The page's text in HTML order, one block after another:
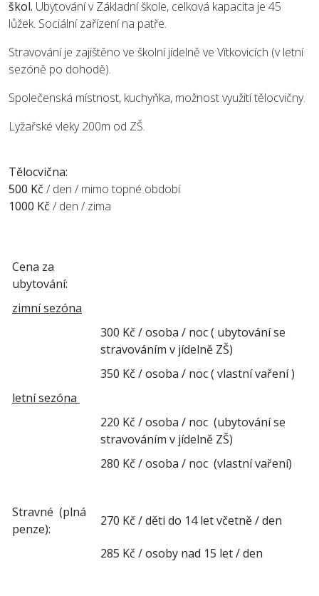
škol. Ubytování v Základní škole, celková kapacita je 45
lůžek. Sociální zařízení na patře.
Stravování je zajištěno ve školní jídelně ve Vítkovicích (v letní
sezóně po dohodě).
Společenská místnost, kuchyňka, možnost využití tělocvičny.
Lyžařské vleky 200m od ZŠ.
Tělocvična:
500 Kč / den / mimo topné období
1000 Kč / den / zima
Cena za
ubytování:
zimní sezóna
300 Kč / osoba / noc ( ubytování se
stravováním v jídelně ZŠ)
350 Kč / osoba / noc ( vlastní vaření )
letní sezóna
220 Kč / osoba / noc (ubytování se
stravováním v jídelně ZŠ)
280 Kč / osoba / noc (vlastní vaření)
Stravné (plná
penze):
270 Kč / děti do 14 let včetně / den
285 Kč / osoby nad 15 let / den